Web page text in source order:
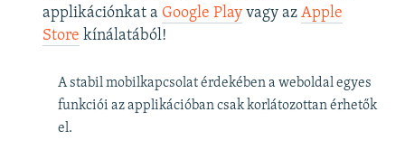
applikációnkat a Google Playvagy az Apple
Store kínálatából!
A stabil mobilkapcsolat érdekében a weboldal egyes
funkciói az applikációban csak korlátozottan érhetők
el.